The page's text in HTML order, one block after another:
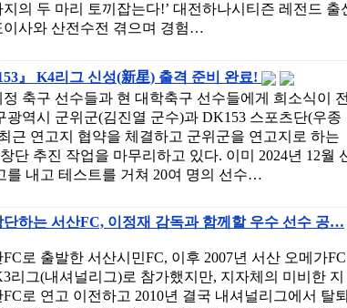
의 두 마리 토끼잡는다!’ 대전하나시티즌 레전드 출
이사와 산전수전 겪으며 경험…
』 K4리그 신성(新星) 출격 준비 완료!
정 축구 선수들과 현 대학축구 선수들에게 희소식이 전
광역시 군위군(김진열 군수)과 DK153 스포츠단(우종
근 연고지 협약을 체결하고 군위군을 연고지로 하는
단 추진 작업을 마무리하고 있다. 이미 2024년 12월
를 내고 테스트를 거쳐 20여 명의 선수…
단하는 서산FC, 이정재 감독과 함께할 우수 선수 공…
FC로 출발한 서산시민FC, 이후 2007년 서산 오메가FC
리그(내셔널리그)로 참가했지만, 지자체의 미비한 지
로 연고 이전하고 2010년 결국 내셔널리그에서 탈퇴